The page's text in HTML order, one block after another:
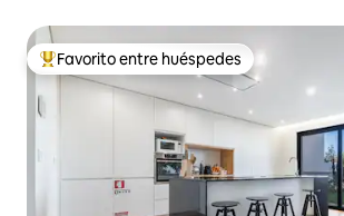
De los mejores en Favorito entre huéspedes
Favorito entre huéspedes